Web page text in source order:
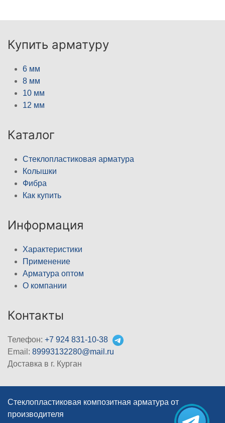
Купить арматуру
6 мм
8 мм
10 мм
12 мм
Каталог
Стеклопластиковая арматура
Колышки
Фибра
Как купить
Информация
Характеристики
Применение
Арматура оптом
О компании
Контакты
Телефон: +7 924 831-10-38
Email: 89993132280@mail.ru
Доставка в г. Курган
Стеклопластиковая композитная арматура от
производителя